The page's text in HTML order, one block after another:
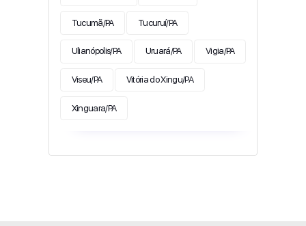
Tucumã/PA Tucuruí/PA
Ulianópolis/PA Uruará/PA Vigia/PA
Viseu/PA Vitória do Xingu/PA
Xinguara/PA